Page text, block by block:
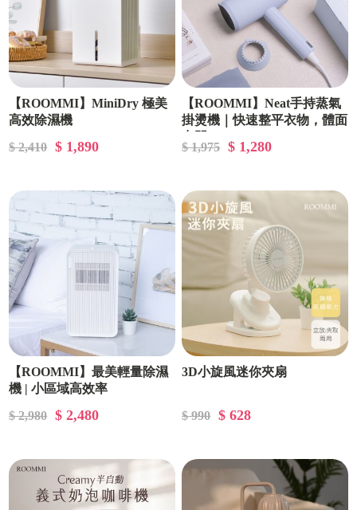
【ROOMMI】MiniDry 極美
高效除濕機
$ 2,410
$ 1,890
【ROOMMI】Neat手持蒸氣
掛燙機｜快速整平衣物，體面
$ 1,975 $ 1,280
【ROOMMI】最美輕量除濕
機 | 小區域高效率
$ 2,980
$ 2,480
3D小旋風迷你夾扇
$ 990 $ 628